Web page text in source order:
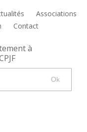
Associations
Contact
à
Ok